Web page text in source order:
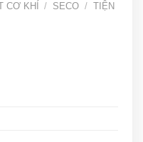
CƠ KHÍ / SECO / TIỆN